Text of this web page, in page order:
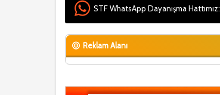
STF WhatsApp Dayanışma Hattımız:
Reklam Alanı